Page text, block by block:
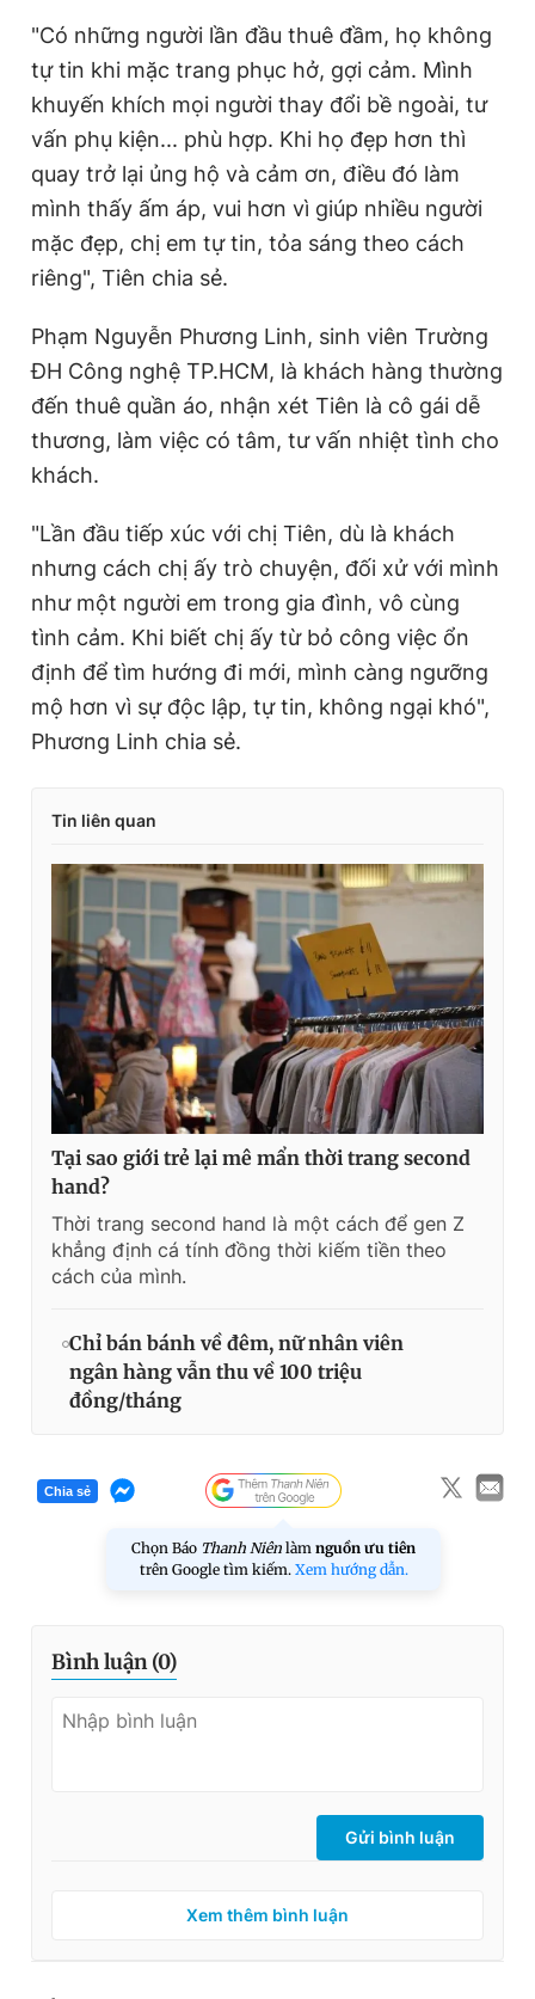
"Có những người lần đầu thuê đầm, họ không
tự tin khi mặc trang phục hở, gợi cảm. Mình
khuyến khích mọi người thay đổi bề ngoài, tư
vấn phụ kiện... phù hợp. Khi họ đẹp hơn thì
quay trở lại ủng hộ và cảm ơn, điều đó làm
mình thấy ấm áp, vui hơn vì giúp nhiều người
mặc đẹp, chị em tự tin, tỏa sáng theo cách
riêng", Tiên chia sẻ.
Phạm Nguyễn Phương Linh, sinh viên Trường
ĐH Công nghệ TP.HCM, là khách hàng thường
đến thuê quần áo, nhận xét Tiên là cô gái dễ
thương, làm việc có tâm, tư vấn nhiệt tình cho
khách.
"Lần đầu tiếp xúc với chị Tiên, dù là khách
nhưng cách chị ấy trò chuyện, đối xử với mình
như một người em trong gia đình, vô cùng
tình cảm. Khi biết chị ấy từ bỏ công việc ổn
định để tìm hướng đi mới, mình càng ngưỡng
mộ hơn vì sự độc lập, tự tin, không ngại khó",
Phương Linh chia sẻ.
Tin liên quan
Tại sao giới trẻ lại mê mẩn thời trang second
hand?
Thời trang second hand là một cách để gen Z
khẳng định cá tính đồng thời kiếm tiền theo
cách của mình.
Chỉ bán bánh về đêm, nữ nhân viên
ngân hàng vẫn thu về 100 triệu
đồng/tháng
Chia sẻ
Chọn Báo Thanh Niên làm nguồn ưu tiên
trên Google tìm kiếm. Xem hướng dẫn.
Bình luận (0)
Gửi bình luận
Xem thêm bình luận